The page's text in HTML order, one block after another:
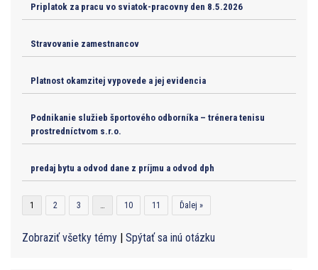
Priplatok za pracu vo sviatok-pracovny den 8.5.2026
Stravovanie zamestnancov
Platnost okamzitej vypovede a jej evidencia
Podnikanie služieb športového odborníka – trénera tenisu
prostredníctvom s.r.o.
predaj bytu a odvod dane z príjmu a odvod dph
1 2 3 … 10 11 Ďalej »
Zobraziť všetky témy | Spýtať sa inú otázku